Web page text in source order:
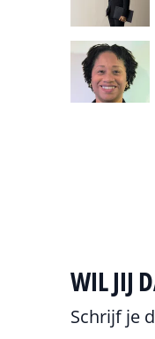
WIL JIJ
Schrijf je